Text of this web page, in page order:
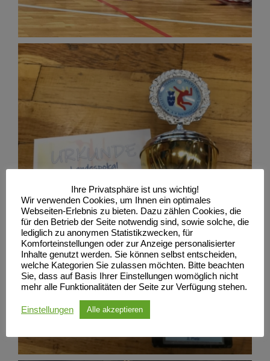
Ihre Privatsphäre ist uns wichtig!
Wir verwenden Cookies, um Ihnen ein optimales
Webseiten-Erlebnis zu bieten. Dazu zählen Cookies, die
für den Betrieb der Seite notwendig sind, sowie solche, die
lediglich zu anonymen Statistikzwecken, für
Komforteinstellungen oder zur Anzeige personalisierter
Inhalte genutzt werden. Sie können selbst entscheiden,
welche Kategorien Sie zulassen möchten. Bitte beachten
Sie, dass auf Basis Ihrer Einstellungen womöglich nicht
mehr alle Funktionalitäten der Seite zur Verfügung stehen.
Einstellungen Alle akzeptieren